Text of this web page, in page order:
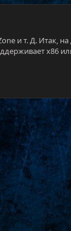
и т. Д. Итак,
x86